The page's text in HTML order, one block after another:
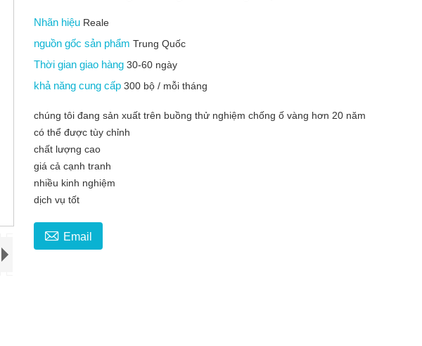
Nhãn hiệu Reale
nguồn gốc sản phẩmTrung Quốc
Thời gian giao hàng30-60 ngày
khả năng cung cấp300 bộ / mỗi tháng
chúng tôi đang sản xuất trên buồng thử nghiệm chống ố vàng hơn 20 năm
có thể được tùy chỉnh
chất lượng cao
giá cả cạnh tranh
nhiều kinh nghiệm
dịch vụ tốt
 Email